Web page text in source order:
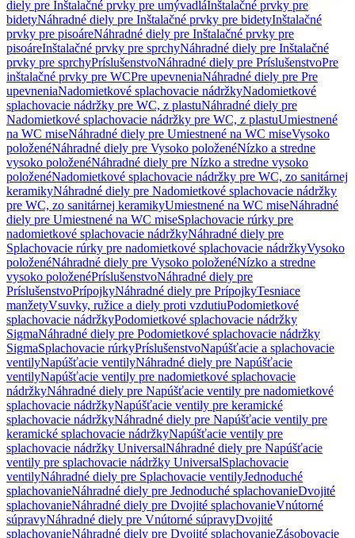
diely pre Inštalačné prvky pre umývadláInštalačné prvky pre
bidetyNáhradné diely pre Inštalačné prvky pre bidetyInštalačné
prvky pre pisoáreNáhradné diely pre Inštalačné prvky pre
pisoáreInštalačné prvky pre sprchyNáhradné diely pre Inštalačné
prvky pre sprchyPríslušenstvoNáhradné diely pre PríslušenstvoPre
inštalačné prvky pre WCPre upevneniaNáhradné diely pre Pre
upevneniaNadomietkové splachovacie nádržkyNadomietkové
splachovacie nádržky pre WC, z plastuNáhradné diely pre
Nadomietkové splachovacie nádržky pre WC, z plastuUmiestnené
na WC miseNáhradné diely pre Umiestnené na WC miseVysoko
položenéNáhradné diely pre Vysoko položenéNízko a stredne
vysoko položenéNáhradné diely pre Nízko a stredne vysoko
položenéNadomietkové splachovacie nádržky pre WC, zo sanitárnej
keramikyNáhradné diely pre Nadomietkové splachovacie nádržky
pre WC, zo sanitárnej keramikyUmiestnené na WC miseNáhradné
diely pre Umiestnené na WC miseSplachovacie rúrky pre
nadomietkové splachovacie nádržkyNáhradné diely pre
Splachovacie rúrky pre nadomietkové splachovacie nádržkyVysoko
položenéNáhradné diely pre Vysoko položenéNízko a stredne
vysoko položenéPríslušenstvoNáhradné diely pre
PríslušenstvoPrípojkyNáhradné diely pre PrípojkyTesniace
manžetyVsuvky, ružice a diely proti vzdutiuPodomietkové
splachovacie nádržkyPodomietkové splachovacie nádržky
SigmaNáhradné diely pre Podomietkové splachovacie nádržky
SigmaSplachovacie rúrkyPríslušenstvoNapúšťacie a splachovacie
ventilyNapúšťacie ventilyNáhradné diely pre Napúšťacie
ventilyNapúšťacie ventily pre nadomietkové splachovacie
nádržkyNáhradné diely pre Napúšťacie ventily pre nadomietkové
splachovacie nádržkyNapúšťacie ventily pre keramické
splachovacie nádržkyNáhradné diely pre Napúšťacie ventily pre
keramické splachovacie nádržkyNapúšťacie ventily pre
splachovacie nádržky UniversalNáhradné diely pre Napúšťacie
ventily pre splachovacie nádržky UniversalSplachovacie
ventilyNáhradné diely pre Splachovacie ventilyJednoduché
splachovanieNáhradné diely pre Jednoduché splachovanieDvojité
splachovanieNáhradné diely pre Dvojité splachovanieVnútorné
súpravyNáhradné diely pre Vnútorné súpravyDvojité
splachovanieNáhradné diely pre Dvojité splachovanieZásobovacie